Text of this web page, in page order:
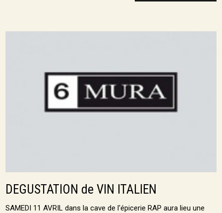
DEGUSTATION de VIN ITALIEN
SAMEDI 11 AVRIL dans la cave de l'épicerie RAP aura lieu une